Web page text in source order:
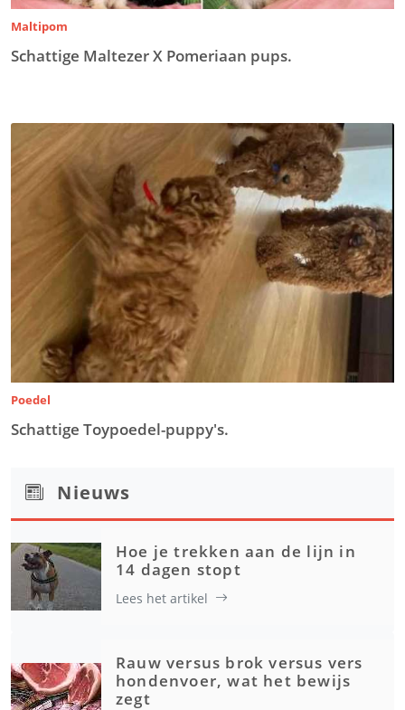
Maltipom
Schattige Maltezer X Pomeriaan pups.
Poedel
Schattige Toypoedel-puppy's.
Nieuws
Hoe je trekken aan de lijn in
14 dagen stopt
Lees het artikel
Rauw versus brok versus vers
hondenvoer, wat het bewijs
zegt